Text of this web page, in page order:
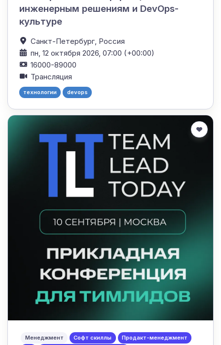
инженерным решениям и DevOps-
культуре
Санкт-Петербург, Россия
пн, 12 октября 2026, 07:00 (+00:00)
16000-89000
Трансляция
технологии devops
Менеджмент Софт скиллы
Продакт-менеджмент